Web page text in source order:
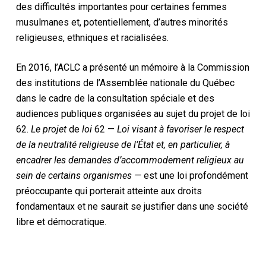
des difficultés importantes pour certaines femmes
musulmanes et, potentiellement, d’autres minorités
religieuses, ethniques et racialisées.
En 2016, l’ACLC a présenté un mémoire à la Commission
des institutions de l’Assemblée nationale du Québec
dans le cadre de la consultation spéciale et des
audiences publiques organisées au sujet du projet de loi
62. Le projetde loi62 — Loi visant à favoriser le respect
de la neutralité religieuse de l’État et, en particulier, à
encadrer les demandes d’accommodement religieux au
sein de certains organismes —est une loi profondément
préoccupante qui porterait atteinte aux droits
fondamentaux et ne saurait se justifier dans une société
libre et démocratique.